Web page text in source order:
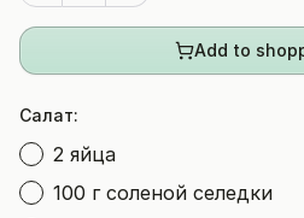
Add to
Салат:
2 яйца
100 г соленой селедки